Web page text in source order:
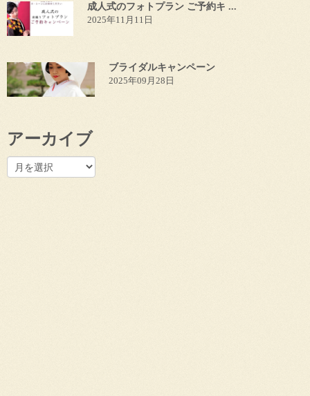
成人式のフォトプラン ご予約キ ...
2025年11月11日
ブライダルキャンペーン
2025年09月28日
アーカイブ